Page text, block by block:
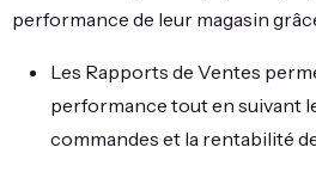
performance de leur magasin
Les Rapports de Ventes
performance tout en suivant
commandes et la rentabilité